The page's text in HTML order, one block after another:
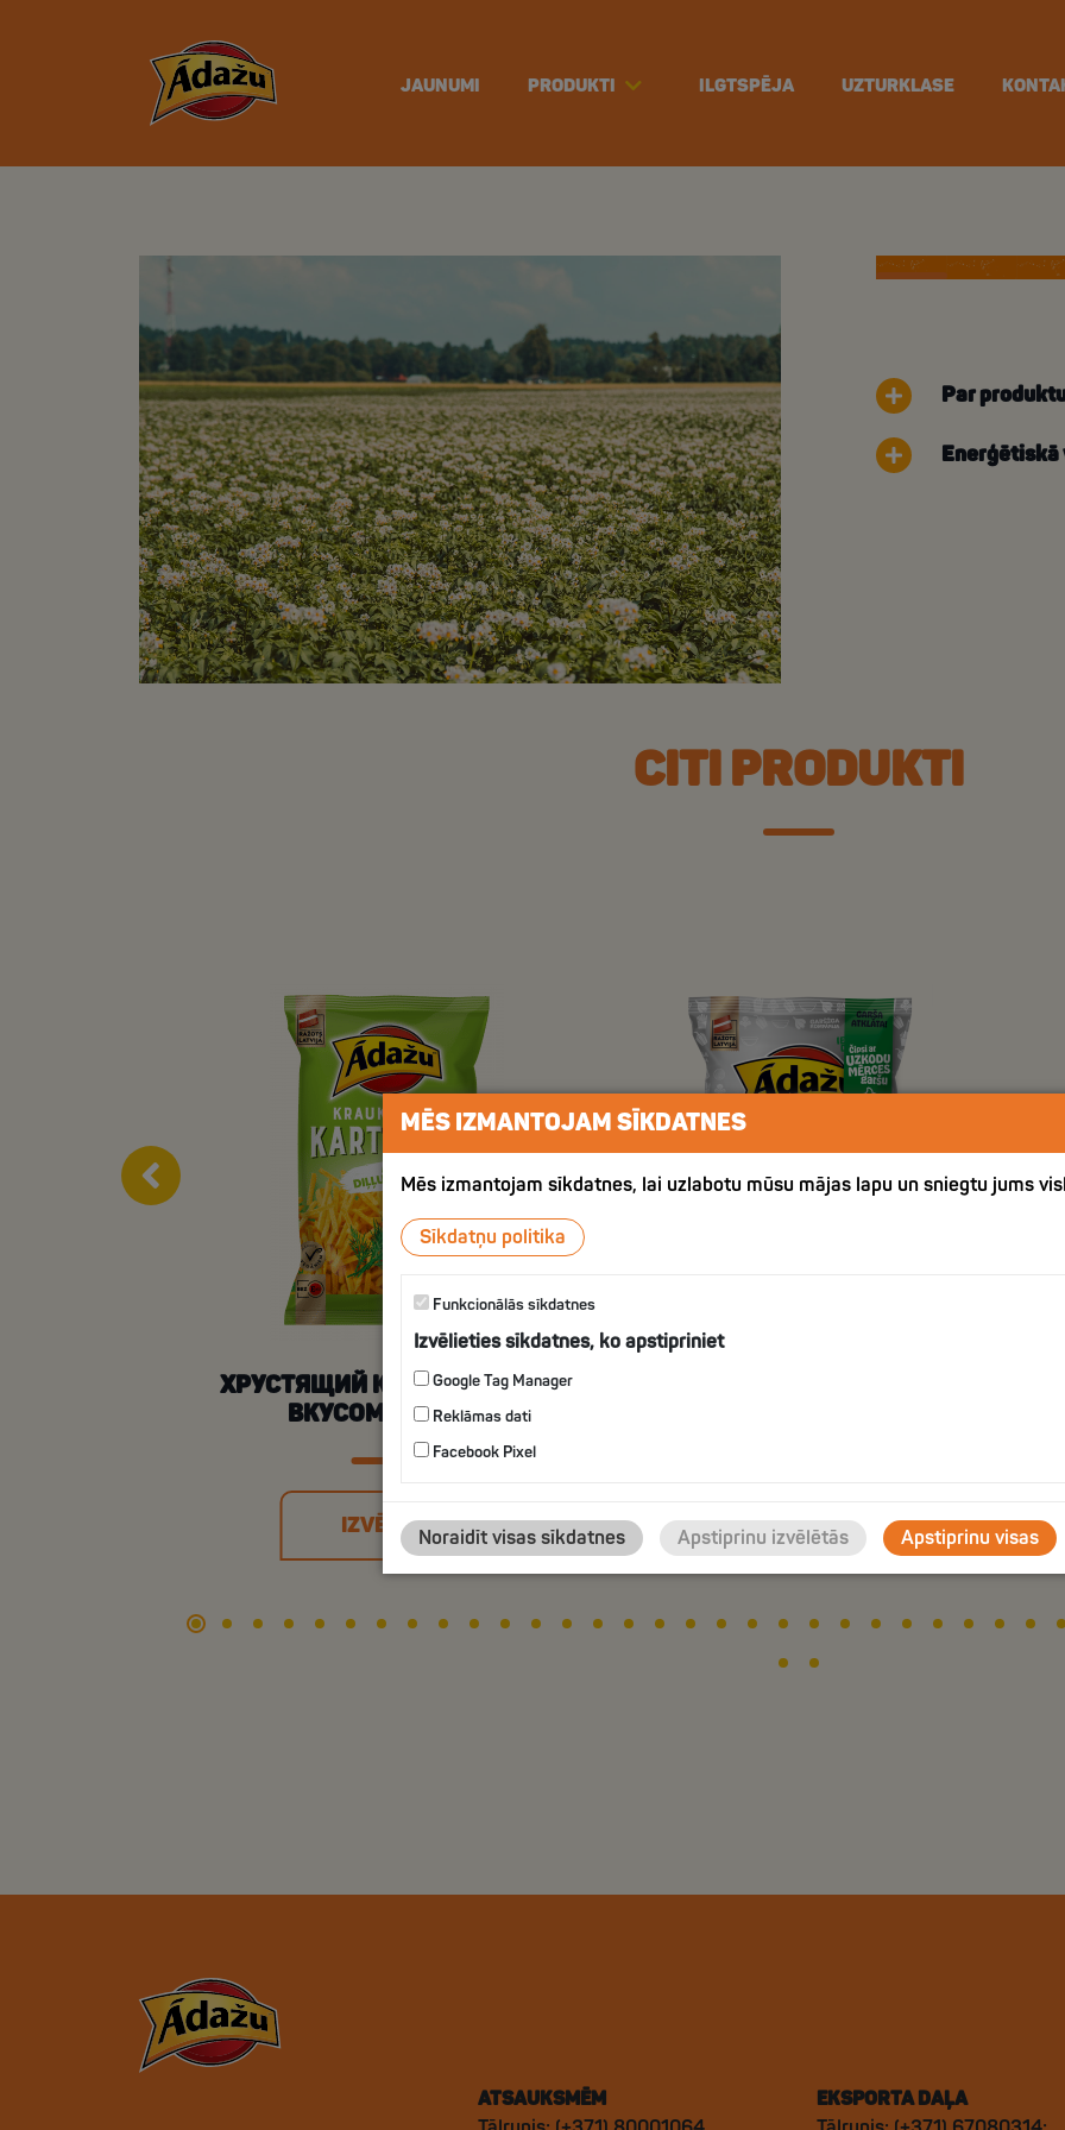
JAUNUMI PRODUKTI ILGTSPĒJA UZTURKLASE
Par
CITI PRODUKTI
ХРУСТЯЩИЙ КАРТОФЕЛЬ СО
ВКУСОМ УКРОПА
IZVĒLIES IZVĒLIES
ATSAUKSMĒM
EKSPORTA DAĻA
MĒS IZMANTOJAM SĪKDATNES
Mēs izmantojam sīkdatnes, lai uzlabotu mūsu mājas lapu un sniegtu jums
Sīkdatņu politika
Funkcionālās sīkdatnes
Izvēlieties sīkdatnes, ko apstipriniet
Google Tag Manager
Reklāmas dati
Facebook Pixel
Noraidīt visas sīkdatnes Apstiprinu izvēlētās Apstiprinu visas